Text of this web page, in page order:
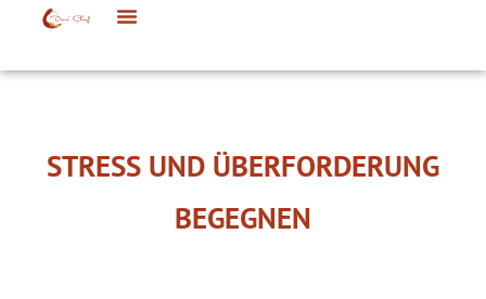
STRESS UND ÜBERFORDERUNG
BEGEGNEN